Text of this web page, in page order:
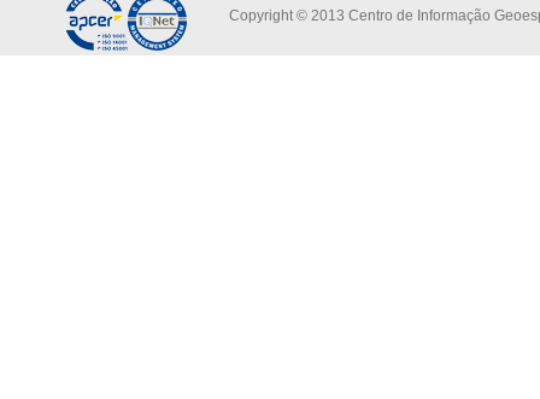
Copyright © 2013 Centro de Informação